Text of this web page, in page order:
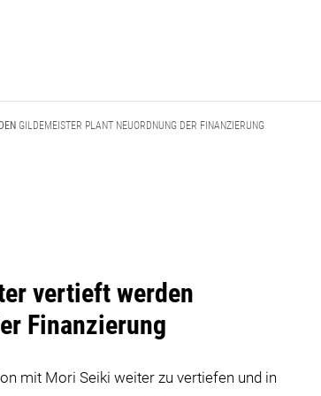
GILDEMEISTER PLANT NEUORDNUNG DER FINANZIERUNG
vertieft werden
Finanzierung
mit Mori Seiki weiter zu vertiefen und in